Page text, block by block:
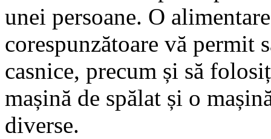
unei persoane. O
corespunzătoare vă permit
casnice, precum și să
mașină de spălat și o
diverse.